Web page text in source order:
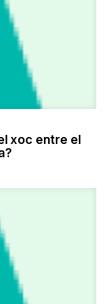
xoc entre el